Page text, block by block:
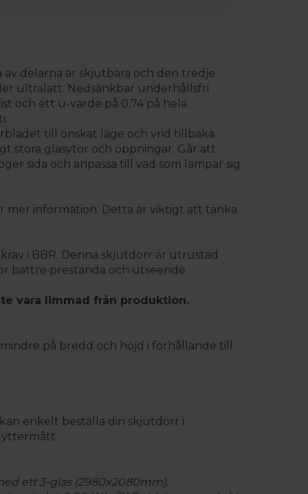
delarna är skjutbara och den tredje
ultralätt. Nedsänkbar underhållsfri
och ett u-värde på 0,74 på hela
till önskat läge och vrid tillbaka
stora glasytor och öppningar. Går att
sida och anpassa till vad som lämpar sig
mer information. Detta är viktigt att tänka
i BBR. Denna skjutdörr är utrustad
bättre prestanda och utseende.
vara limmad från produktion.
på bredd och höjd i förhållande till
enkelt beställa din skjutdörr i
yttermått.
ett 3-glas (2980x2080mm).